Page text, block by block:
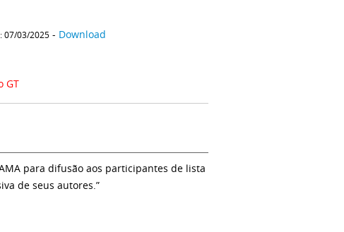
07/03/2025 - Download
GT
para difusão aos participantes de lista
de seus autores.”